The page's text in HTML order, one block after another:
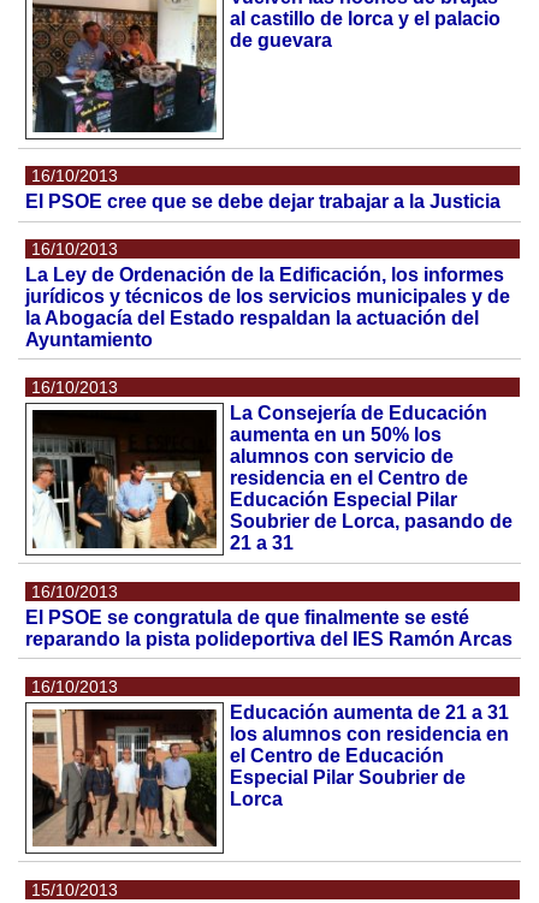
al castillo de lorca y el palacio
de guevara
16/10/2013
El PSOE cree que se debe dejar trabajar a la Justicia
16/10/2013
La Ley de Ordenación de la Edificación, los informes
jurídicos y técnicos de los servicios municipales y de
la Abogacía del Estado respaldan la actuación del
Ayuntamiento
16/10/2013
La Consejería de Educación
aumenta en un 50% los
alumnos con servicio de
residencia en el Centro de
Educación Especial Pilar
Soubrier de Lorca, pasando de
21 a 31
16/10/2013
El PSOE se congratula de que finalmente se esté
reparando la pista polideportiva del IES Ramón Arcas
16/10/2013
Educación aumenta de 21 a 31
los alumnos con residencia en
el Centro de Educación
Especial Pilar Soubrier de
Lorca
15/10/2013